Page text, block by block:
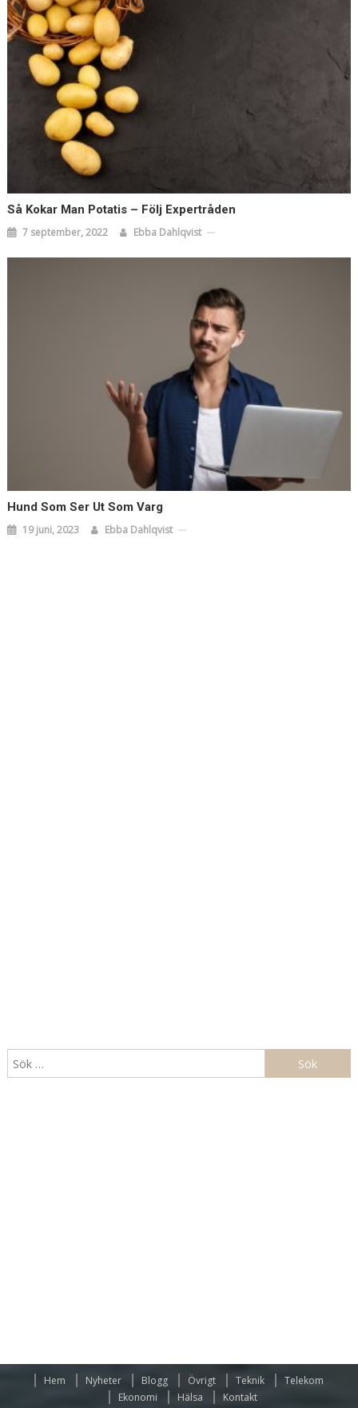
Så Kokar Man Potatis – Följ Expertråden
7 september, 2022 Ebba Dahlqvist
Hund Som Ser Ut Som Varg
19 juni, 2023 Ebba Dahlqvist
efter:
Hem Nyheter Blogg Övrigt Teknik
Telekom
Ekonomi
Hälsa Kontakt